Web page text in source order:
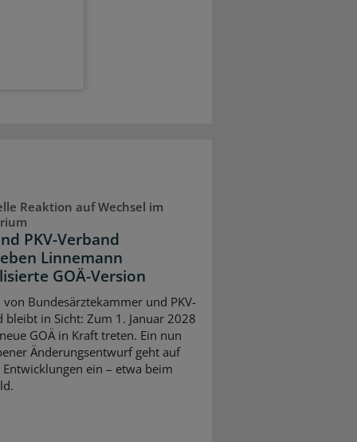
Reaktion auf Wechsel im
PKV-Verband
Linnemann
GOÄ-Version
von Bundesärztekammer und PKV-
bleibt in Sicht: Zum 1. Januar 2028
GOÄ in Kraft treten. Ein nun
Änderungsentwurf geht auf
ein – etwa beim